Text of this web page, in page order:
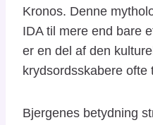
Kronos. Denne
IDA til mere end bare
er en del af den
krydsordsskabere
Bjergenes betydning